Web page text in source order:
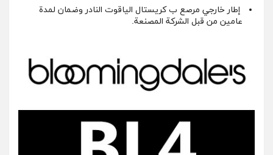
إطار خارجي مرصع ب كريستال الياقوت النادر وضمان لمدة
عامين من قبل الشركة المصنعة.